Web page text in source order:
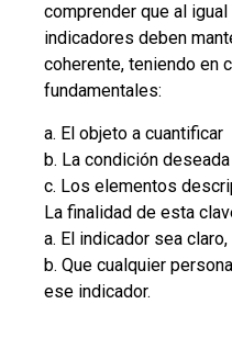
comprender que al
indicadores deben
coherente, teniendo en
fundamentales:
a. El objeto a cuantificar
b. La condición
c. Los elementos
La finalidad de esta
a. El indicador sea
b. Que cualquier
ese indicador.